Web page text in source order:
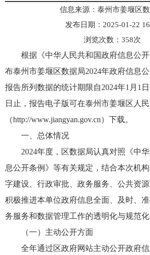
信息来源：泰州市姜堰区
发布日期：2025-01-22
浏览次数： 358次
根据《中华人民共和国政府信息公
布泰州市姜堰区数据局2024年政府信息公
报告所列数据的统计期限自2024年1月1日
日止，报告电子版可在泰州市姜堰区人
（http://www.jiangyan.gov.cn）下载。
一、总体情况
2024年度，区数据局认真对照《中
息公开条例》等有关规定，结合本次机
字建设、行政审批、政务服务、公共资源
积极推进本单位政府信息全面、及时、
务服务和数据管理工作的透明化与规范化
（一）主动公开方面
全年通过区政府网站主动公开政府